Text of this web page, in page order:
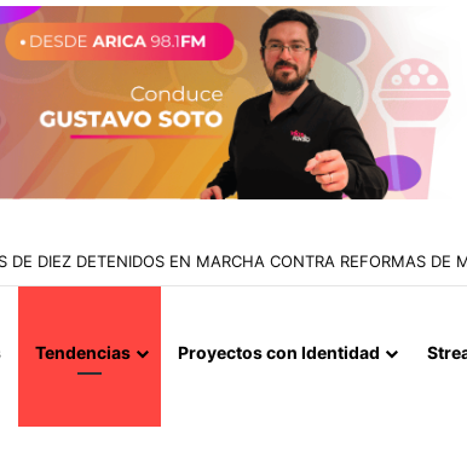
Y AVANZAN HACIA LA NORMALIZACIÓN DE
Tendencias Proyectos con Identidad